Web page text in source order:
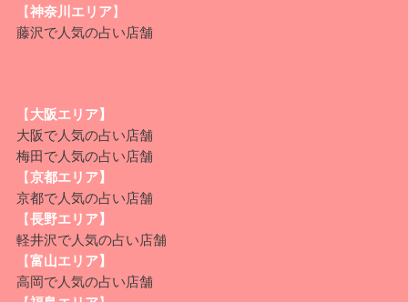
【神奈川エリア】
藤沢で人気の占い店舗
【 大阪エリア】
大阪で人気の占い店舗
梅田 で人気の占い店舗
【京都エリア】
京都で人気の占い店舗
【長野エリア】
軽井沢で人気の占い店舗
【富山エリア】
高岡 で人気の占い店舗